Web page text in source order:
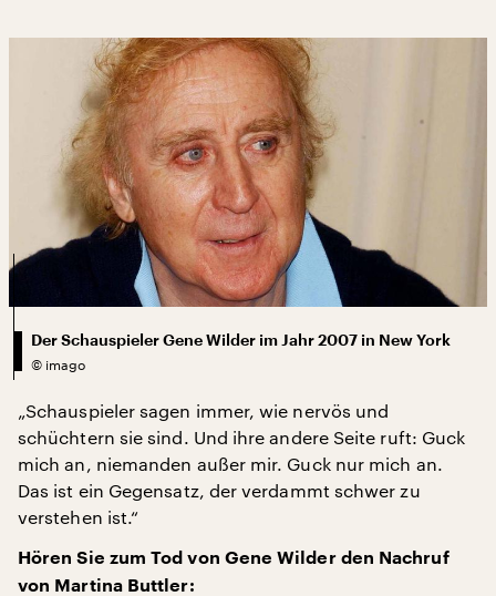
Der Schauspieler Gene Wilder im Jahr 2007 in New York
© imago
„Schauspieler sagen immer, wie nervös und
schüchtern sie sind. Und ihre andere Seite ruft: Guck
mich an, niemanden außer mir. Guck nur mich an.
Das ist ein Gegensatz, der verdammt schwer zu
verstehen ist.“
Hören Sie zum Tod von Gene Wilder den Nachruf
von Martina Buttler: